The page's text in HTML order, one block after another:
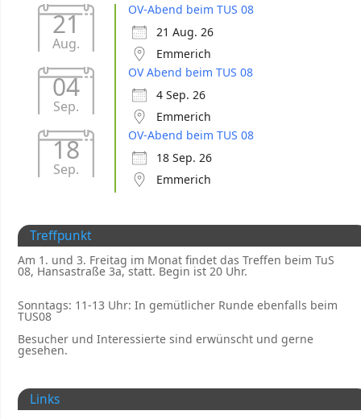
21
Aug.
OV-Abend beim TUS 08
21 Aug. 26
Emmerich
04
Sep.
OV Abend beim TUS 08
4 Sep. 26
Emmerich
18
Sep.
OV-Abend beim TUS 08
18 Sep. 26
Emmerich
Treffpunkt
Am 1. und 3. Freitag im Monat findet das Treffen beim TuS
08, Hansastraße 3a, statt. Begin ist 20 Uhr.
Sonntags: 11-13 Uhr: In gemütlicher Runde ebenfalls beim
TUS08
Besucher und Interessierte sind erwünscht und gerne
gesehen.
Links